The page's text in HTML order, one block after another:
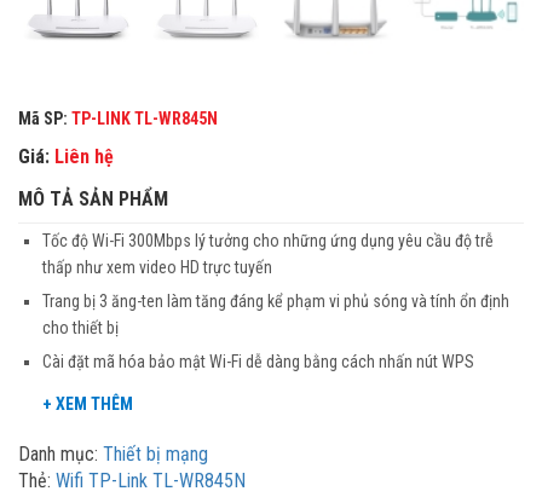
Mã SP: TP-LINK TL-WR845N
Giá: Liên hệ
MÔ TẢ SẢN PHẨM
Tốc độ Wi-Fi 300Mbps lý tưởng cho những ứng dụng yêu cầu độ trễ
thấp như xem video HD trực tuyến
Trang bị 3 ăng-ten làm tăng đáng kể phạm vi phủ sóng và tính ổn định
cho thiết bị
Cài đặt mã hóa bảo mật Wi-Fi dễ dàng bằng cách nhấn nút WPS
Danh mục: Thiết bị mạng
Thẻ: Wifi TP-Link TL-WR845N